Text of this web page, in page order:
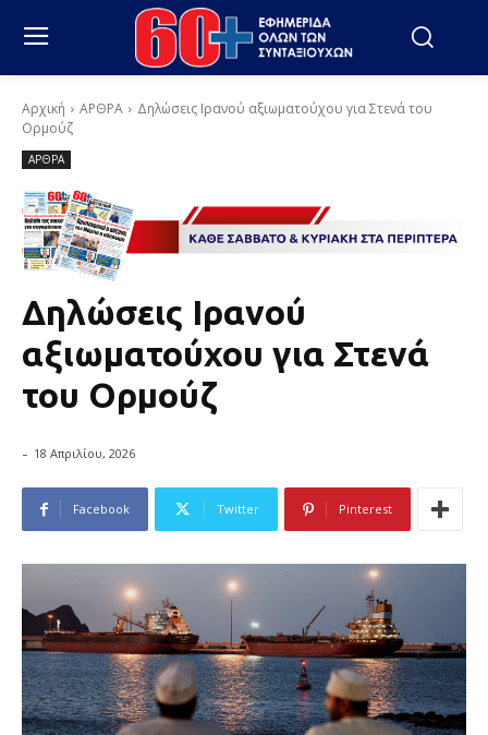
Αρχική ΑΡΘΡΑ
Δηλώσεις Ιρανού αξιωματούχου για Στενά του
Ορμούζ
ΑΡΘΡΑ
Δηλώσεις Ιρανού
αξιωματούχου για Στενά
του Ορμούζ
- 18 Απριλίου, 2026
Facebook Twitter Pinterest